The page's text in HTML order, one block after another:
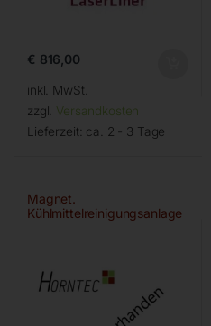
€ 816,00
inkl. MwSt.
zzgl. Versandkosten
Lieferzeit: ca. 2 - 3 Tage
Magnet.
Kühlmittelreinigungsanlage